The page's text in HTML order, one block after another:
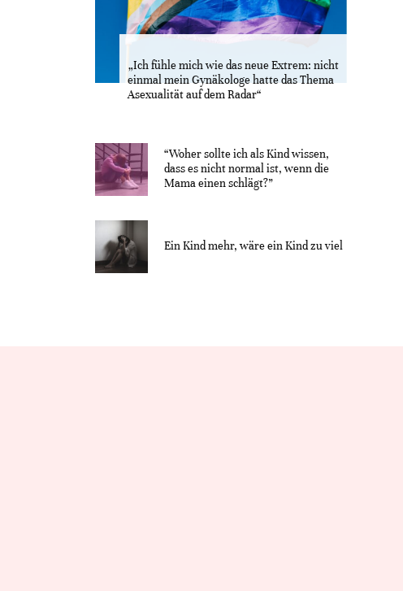
„Ich fühle mich wie das neue Extrem: nicht
einmal mein Gynäkologe hatte das Thema
Asexualität auf dem Radar“
“Woher sollte ich als Kind wissen,
dass es nicht normal ist, wenn die
Mama einen schlägt?”
Ein Kind mehr, wäre ein Kind zu viel